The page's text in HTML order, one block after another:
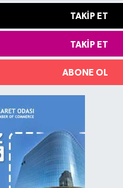
TAKIP ET
TAKIP ET
ABONE OL